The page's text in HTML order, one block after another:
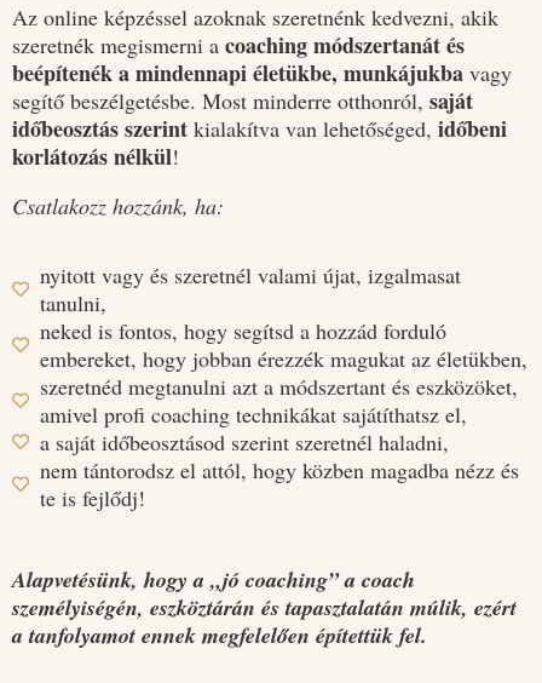
Az online képzéssel azoknak szeretnénk kedvezni, akik
szeretnék megismerni a coaching módszertanát és
beépítenék a mindennapi életükbe, munkájukba vagy
segítő beszélgetésbe. Most minderre otthonról, saját
időbeosztás szerint kialakítva van lehetőséged, időbeni
korlátozás nélkül!
Csatlakozz hozzánk, ha:
nyitott vagy és szeretnél valami újat, izgalmasat
tanulni,
neked is fontos, hogy segítsd a hozzád forduló
embereket, hogy jobban érezzék magukat az életükben,
szeretnéd megtanulni azt a módszertant és eszközöket,
amivel profi coaching technikákat sajátíthatsz el,
a saját időbeosztásod szerint szeretnél haladni,
nem tántorodsz el attól, hogy közben magadba nézz és
te is fejlődj!
Alapvetésünk, hogy a „jó coaching” a coach
személyiségén, eszköztárán és tapasztalatán múlik, ezért
a tanfolyamot ennek megfelelően építettük fel.